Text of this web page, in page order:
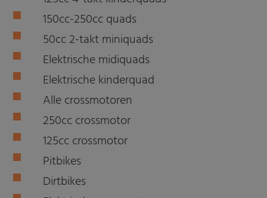
150cc-250cc quads
50cc 2-takt miniquads
Elektrische midiquads
Elektrische kinderquad
Alle crossmotoren
250cc crossmotor
125cc crossmotor
Pitbikes
Dirtbikes